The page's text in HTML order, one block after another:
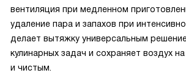
вентиляция при медленном
удаление пара и запахов при
делает вытяжку универсальным
кулинарных задач и сохраняет воздух
и чистым.